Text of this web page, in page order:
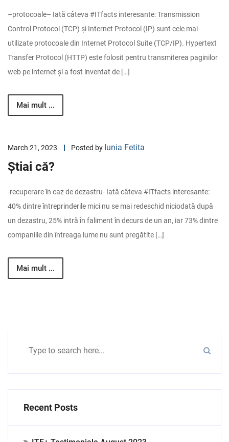
–protocoale– Iată câteva #ITfacts interesante: Transmission
Control Protocol (TCP) și Internet Protocol (IP) sunt cele mai
utilizate protocoale din Internet Protocol Suite (TCP/IP). Hypertext
Transfer Protocol (HTTP) este folosit pentru transmiterea paginilor
web pe internet și a fost inventat de […]
Mai mult ...
March 21, 2023 Posted by Iunia Fetita
Știai că?
-recuperare în caz de dezastru- Iată câteva #ITfacts interesante:
40% dintre întreprinderile mici nu se mai redeschid niciodată după
un dezastru, 25% intră în faliment în decurs de un an, iar 73% dintre
companiile din întreaga lume nu sunt pregătite […]
Mai mult ...
Recent Posts